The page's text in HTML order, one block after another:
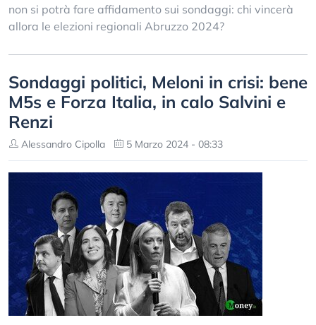
non si potrà fare affidamento sui sondaggi: chi vincerà
allora le elezioni regionali Abruzzo 2024?
Sondaggi politici, Meloni in crisi: bene
M5s e Forza Italia, in calo Salvini e
Renzi
Alessandro Cipolla 5 Marzo 2024 - 08:33